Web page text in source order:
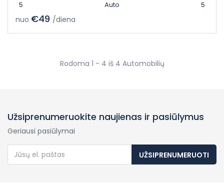
5 Auto 5
nuo €49 /diena
Rodoma 1 - 4 iš 4 Automobilių
Užsiprenumeruokite naujienas ir pasiūlymus
Geriausi pasiūlymai
UŽSIPRENUMERUOTI